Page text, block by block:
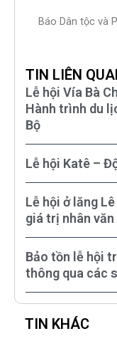
Báo Dân tộc và
TIN LIÊN
Lễ hội Vía Bà
Hành trình du
Bộ
Lễ hội Katê –
Lễ hội ở lăng
giá trị nhân văn
Bảo tồn lễ hội
thông qua các
TIN KHÁC